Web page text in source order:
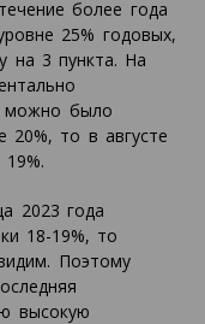
более года
25% годовых,
на 3 пункта. На
можно было
20%, то в августе
2023 года
18-19%, то
Поэтому
высокую